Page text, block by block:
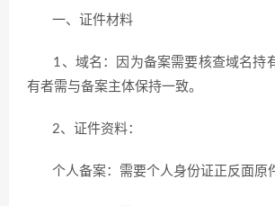
一、证件材料
1、域名：因为备案需要核查域名持
有者需与备案主体保持一致。
2、证件资料：
个人备案：需要个人身份证正反面原